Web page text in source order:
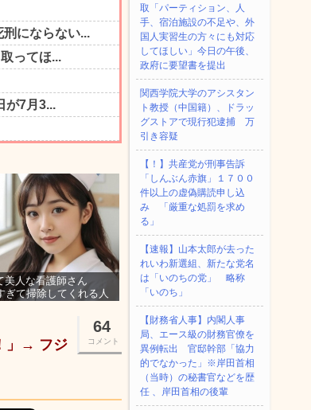
美人な看護師さん
ぎて掃除してくれる人
64
コメント
」→ フジ
取「パーティション、人
手、宿泊施設の不足や、外
国人実習生の方々にも対応
してほしい」今日の午後、
政府に要望書を提出
関西学院大学のアシスタン
ト教授（中国籍）、ドラッ
グストアで現行犯逮捕 万
引き容疑
【！】共産党が刑事告訴
「しんぶん赤旗」１７００
件以上の虚偽購読申し込
み 「厳重な処罰を求め
る」
【速報】山本太郎が去った
れいわ新選組、新たな党名
は「いのちの党」 略称
「いのち」
【財務省人事】内閣人事
局、エース級の財務官僚を
異例転出 官邸幹部「協力
的でなかった」※岸田首相
（当時）の秘書官などを歴
任 、岸田首相の後輩